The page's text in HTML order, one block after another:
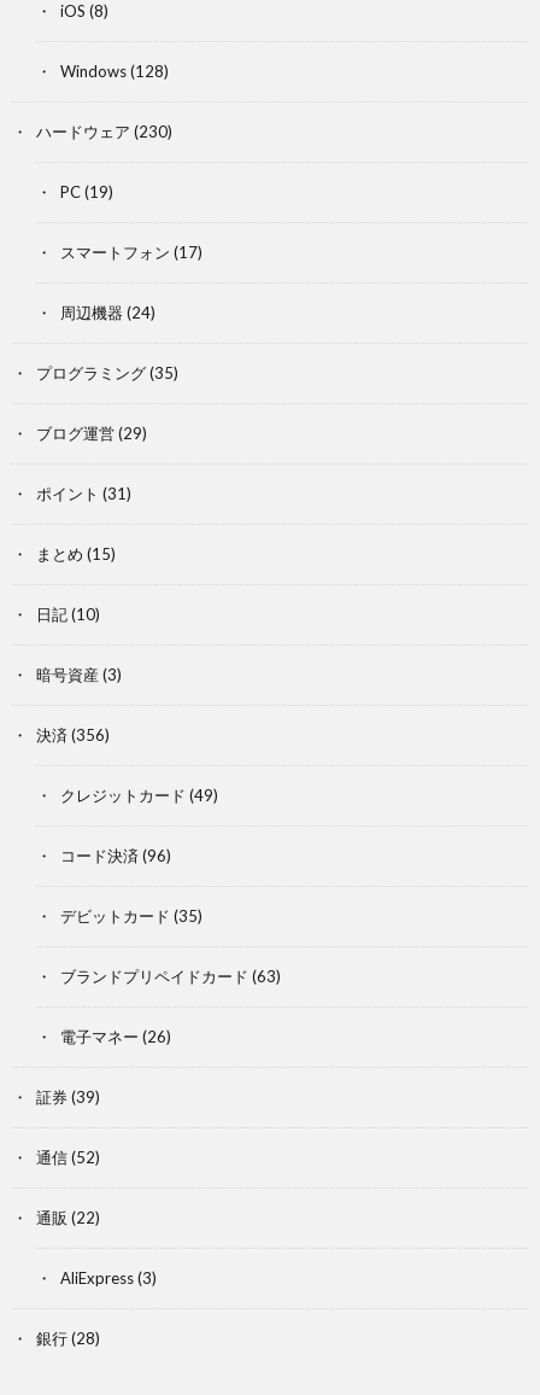
iOS (8)
Windows(128)
ハードウェア (230)
PC(19)
スマートフォン (17)
周辺機器 (24)
プログラミング(35)
ブログ運営(29)
ポイント (31)
まとめ (15)
日記(10)
暗号資産 (3)
決済 (356)
クレジットカード (49)
コード決済 (96)
デビットカード (35)
ブランドプリペイドカード (63)
電子マネー (26)
証券(39)
通信(52)
通販 (22)
AliExpress(3)
銀行(28)